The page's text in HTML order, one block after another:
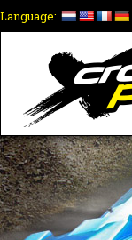
Language: